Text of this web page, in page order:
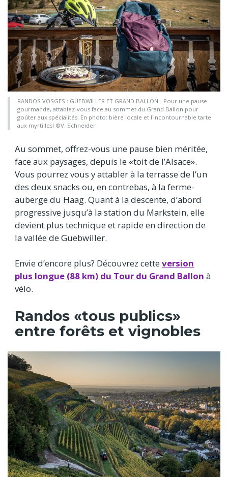
RANDOS VOSGES : GUEBWILLER ET GRAND BALLON - Pour une pause
gourmande, attablez-vous face au sommet du Grand Ballon pour
goûter aux spécialités. En photo: bière locale et l'incontournable tarte
aux myrtilles! ©V. Schneider
Au sommet, offrez-vous une pause bien méritée,
face aux paysages, depuis le «toit de l’Alsace».
Vous pourrez vous y attabler à la terrasse de l’un
des deux snacks ou, en contrebas, à la ferme-
auberge du Haag. Quant à la descente, d’abord
progressive jusqu’à la station du Markstein, elle
devient plus technique et rapide en direction de
la vallée de Guebwiller.
Envie d’encore plus? Découvrez cette version
plus longue (88 km) du Tour du Grand Ballon à
vélo.
Randos «tous publics»
entre forêts et vignobles